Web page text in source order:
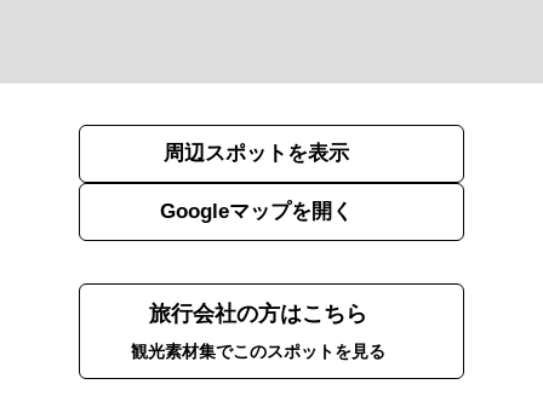
周辺スポットを表示
Googleマップを開く
旅行会社の方はこちら
観光素材集でこのスポットを見る